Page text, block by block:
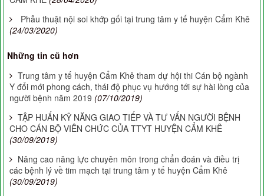
Phẫu thuật nội soi khớp gối tại trung tâm y tế huyện Cẩm Khê
(24/03/2020)
Những tin cũ hơn
Trung tâm y tế huyện Cẩm Khê tham dự hội thi Cán bộ ngành
Y đổi mới phong cách, thái độ phục vụ hướng tới sự hài lòng của
người bệnh năm 2019 (07/10/2019)
TẬP HUẤN KỸ NĂNG GIAO TIẾP VÀ TƯ VẤN NGƯỜI BỆNH
CHO CÁN BỘ VIÊN CHỨC CỦA TTYT HUYỆN CẨM KHÊ
(30/09/2019)
Nâng cao năng lực chuyên môn trong chẩn đoán và điều trị
các bệnh lý về tim mạch tại trung tâm y tế huyện Cẩm Khê
(30/09/2019)